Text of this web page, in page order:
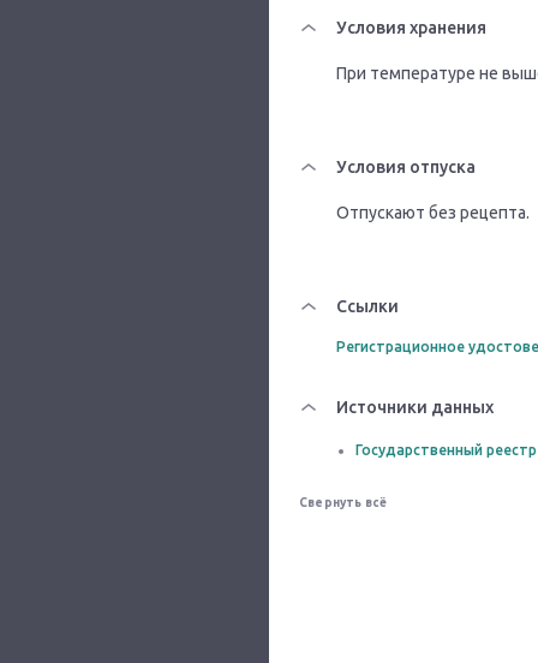
Условия хранения
При температуре не
Условия отпуска
Отпускают без рецепта.
Ссылки
Регистрационное
Источники данных
Государственный
Свернуть всё